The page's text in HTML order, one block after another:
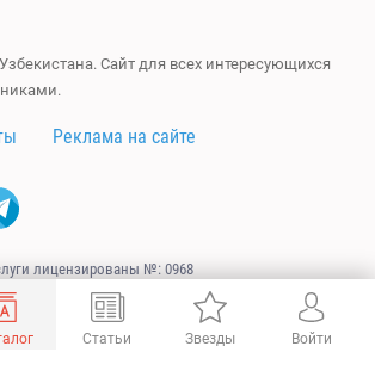
Сайт для всех интересующихся
Реклама на сайте
лицензированы №: 0968
Статьи Звезды Войти